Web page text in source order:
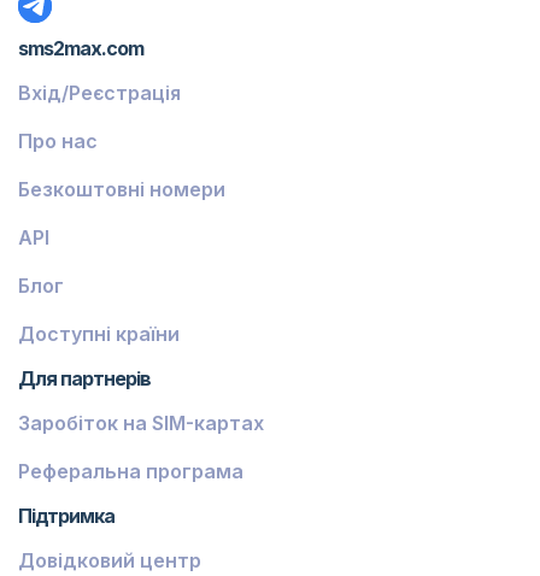
sms2max.com
Вхід/Реєстрація
Про нас
Безкоштовні номери
API
Блог
Доступні країни
Для партнерів
Заробіток на SIM-картах
Реферальна програма
Підтримка
Довідковий центр